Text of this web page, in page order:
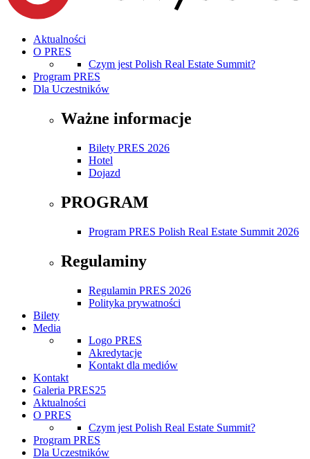
Aktualności
O PRES
Czym jest Polish Real Estate Summit?
Program PRES
Dla Uczestników
Ważne informacje
Bilety PRES 2026
Hotel
Dojazd
PROGRAM
Program PRES Polish Real Estate Summit 2026
Regulaminy
Regulamin PRES 2026
Polityka prywatności
Bilety
Media
Logo PRES
Akredytacje
Kontakt dla mediów
Kontakt
Galeria PRES25
Aktualności
O PRES
Czym jest Polish Real Estate Summit?
Program PRES
Dla Uczestników